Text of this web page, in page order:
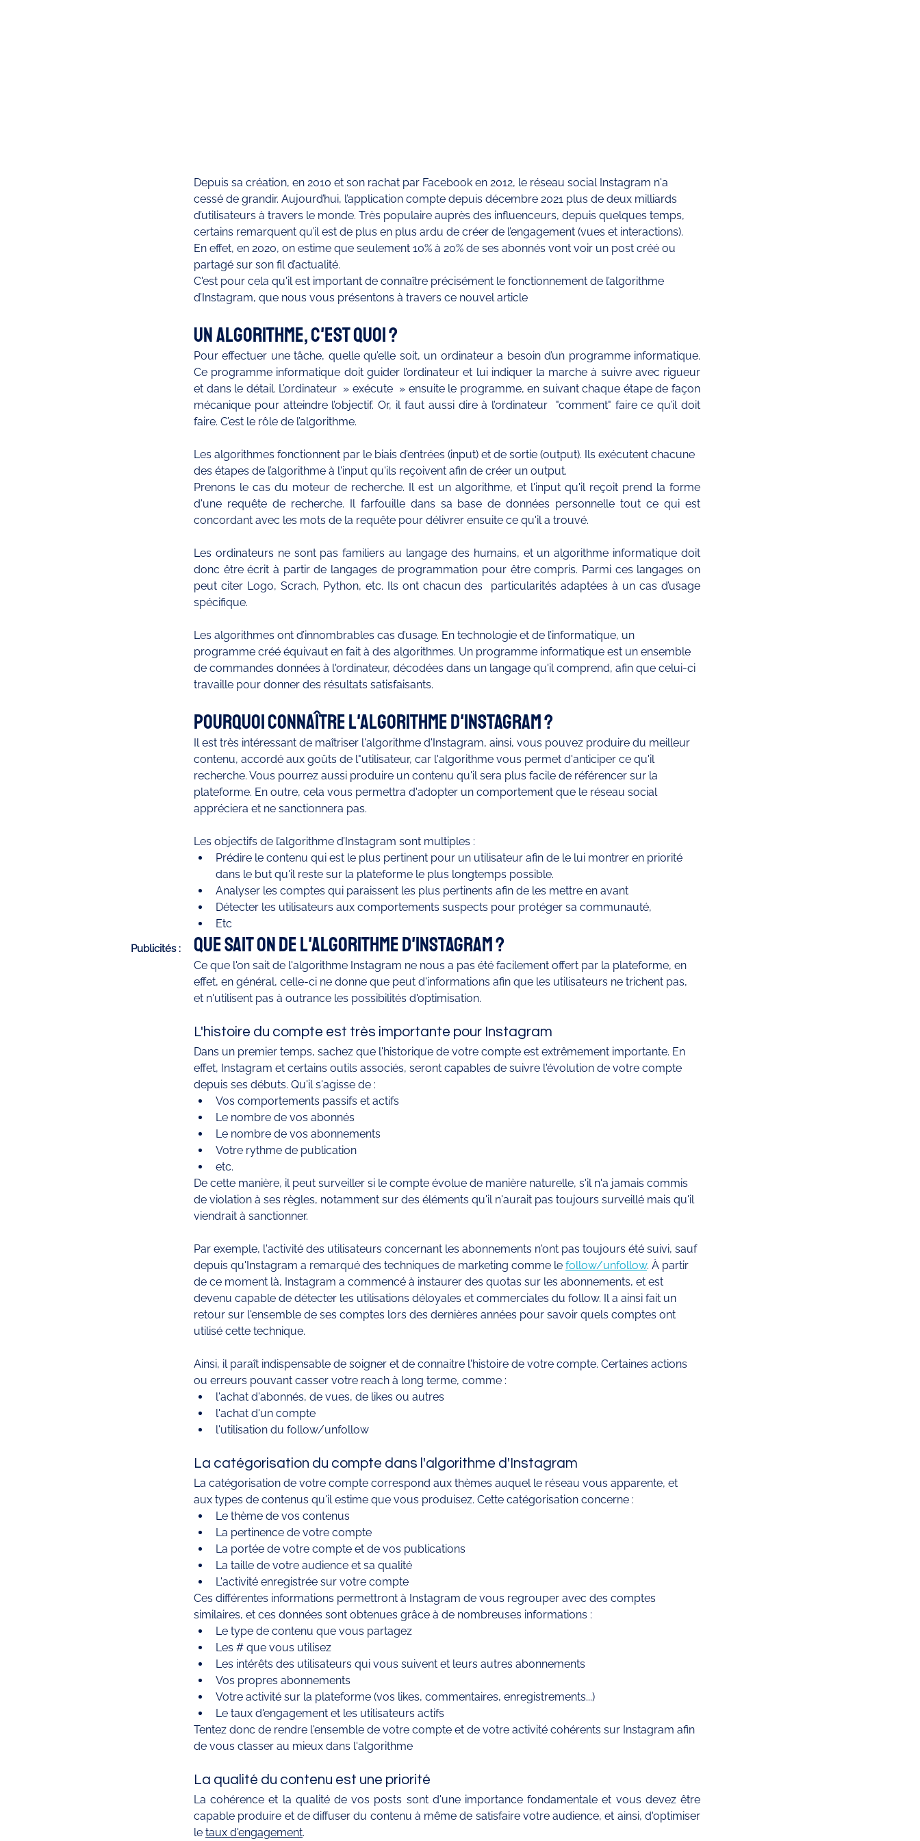
Depuis sa création, en 2010 et son rachat par Facebook en 2012, le réseau social Instagram n'a
cessé de grandir. Aujourd’hui, l’application compte depuis décembre 2021 plus de deux milliards
d’utilisateurs à travers le monde. Très populaire auprès des influenceurs, depuis quelques temps,
certains remarquent qu’il est de plus en plus ardu de créer de l’engagement (vues et interactions).
En effet, en 2020, on estime que seulement 10% à 20% de ses abonnés vont voir un post créé ou
partagé sur son fil d’actualité.
C'est pour cela qu'il est important de connaître précisément le fonctionnement de l’algorithme
d’Instagram, que nous vous présentons à travers ce nouvel article
Un algorithme, c'est quoi ?
Pour effectuer une tâche, quelle qu’elle soit, un ordinateur a besoin d’un programme informatique.
Ce programme informatique doit guider l’ordinateur et lui indiquer la marche à suivre avec rigueur
et dans le détail. L’ordinateur  » exécute  » ensuite le programme, en suivant chaque étape de façon
mécanique pour atteindre l’objectif. Or, il faut aussi dire à l’ordinateur  "comment" faire ce qu’il doit
faire. C’est le rôle de l’algorithme.
Les algorithmes fonctionnent par le biais d’entrées (input) et de sortie (output). Ils exécutent chacune
des étapes de l’algorithme à l'input qu'ils reçoivent afin de créer un output.
Prenons le cas du moteur de recherche. Il est un algorithme, et l'input qu'il reçoit prend la forme
d'une requête de recherche. Il farfouille dans sa base de données personnelle tout ce qui est
concordant avec les mots de la requête pour délivrer ensuite ce qu'il a trouvé.
Les ordinateurs ne sont pas familiers au langage des humains, et un algorithme informatique doit
donc être écrit à partir de langages de programmation pour être compris. Parmi ces langages on
peut citer Logo, Scrach, Python, etc. Ils ont chacun des  particularités adaptées à un cas d’usage
spécifique.
Les algorithmes ont d’innombrables cas d’usage. En technologie et de l’informatique, un
programme créé équivaut en fait à des algorithmes. Un programme informatique est un ensemble
de commandes données à l'ordinateur, décodées dans un langage qu'il comprend, afin que celui-ci
travaille pour donner des résultats satisfaisants.
Pourquoi connaître l'algorithme d'Instagram ?
Il est très intéressant de maîtriser l'algorithme d'Instagram, ainsi, vous pouvez produire du meilleur
contenu, accordé aux goûts de l"utilisateur, car l'algorithme vous permet d'anticiper ce qu'il
recherche. Vous pourrez aussi produire un contenu qu'il sera plus facile de référencer sur la
plateforme. En outre, cela vous permettra d'adopter un comportement que le réseau social
appréciera et ne sanctionnera pas.
Les objectifs de l’algorithme d’Instagram sont multiples :
Prédire le contenu qui est le plus pertinent pour un utilisateur afin de le lui montrer en priorité
dans le but qu'il reste sur la plateforme le plus longtemps possible.
Analyser les comptes qui paraissent les plus pertinents afin de les mettre en avant
Détecter les utilisateurs aux comportements suspects pour protéger sa communauté,
Etc
Que sait on de l'algorithme d'Instagram ?
Ce que l'on sait de l'algorithme Instagram ne nous a pas été facilement offert par la plateforme, en
effet, en général, celle-ci ne donne que peut d'informations afin que les utilisateurs ne trichent pas,
et n'utilisent pas à outrance les possibilités d'optimisation.
L'histoire du compte est très importante pour Instagram
Dans un premier temps, sachez que l'historique de votre compte est extrêmement importante. En
effet, Instagram et certains outils associés, seront capables de suivre l'évolution de votre compte
depuis ses débuts. Qu'il s'agisse de :
Vos comportements passifs et actifs
Le nombre de vos abonnés
Le nombre de vos abonnements
Votre rythme de publication
etc.
De cette manière, il peut surveiller si le compte évolue de manière naturelle, s'il n'a jamais commis
de violation à ses règles, notamment sur des éléments qu'il n'aurait pas toujours surveillé mais qu'il
viendrait à sanctionner.
Par exemple, l'activité des utilisateurs concernant les abonnements n'ont pas toujours été suivi, sauf
depuis qu'Instagram a remarqué des techniques de marketing comme le follow/unfollow. À partir
de ce moment là, Instagram a commencé à instaurer des quotas sur les abonnements, et est
devenu capable de détecter les utilisations déloyales et commerciales du follow. Il a ainsi fait un
retour sur l'ensemble de ses comptes lors des dernières années pour savoir quels comptes ont
utilisé cette technique.
Ainsi, il paraît indispensable de soigner et de connaitre l'histoire de votre compte. Certaines actions
ou erreurs pouvant casser votre reach à long terme, comme :
l'achat d'abonnés, de vues, de likes ou autres
l'achat d'un compte
l'utilisation du follow/unfollow
La catégorisation du compte dans l'algorithme d'Instagram
La catégorisation de votre compte correspond aux thèmes auquel le réseau vous apparente, et
aux types de contenus qu'il estime que vous produisez. Cette catégorisation concerne :
Le thème de vos contenus
La pertinence de votre compte
La portée de votre compte et de vos publications
La taille de votre audience et sa qualité
L'activité enregistrée sur votre compte
Ces différentes informations permettront à Instagram de vous regrouper avec des comptes
similaires, et ces données sont obtenues grâce à de nombreuses informations :
Le type de contenu que vous partagez
Les # que vous utilisez
Les intérêts des utilisateurs qui vous suivent et leurs autres abonnements
Vos propres abonnements
Votre activité sur la plateforme (vos likes, commentaires, enregistrements...)
Le taux d'engagement et les utilisateurs actifs
Tentez donc de rendre l'ensemble de votre compte et de votre activité cohérents sur Instagram afin
de vous classer au mieux dans l'algorithme
La qualité du contenu est une priorité
La cohérence et la qualité de vos posts sont d'une importance fondamentale et vous devez être
capable produire et de diffuser du contenu à même de satisfaire votre audience, et ainsi, d'optimiser
le taux d'engagement.
Publicités :